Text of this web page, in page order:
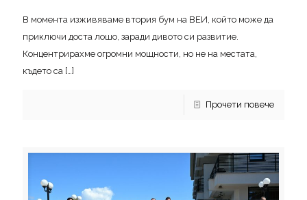
В момента изживяваме втория бум на ВЕИ, който може да
приключи доста лошо, заради дивото си развитие.
Концентрирахме огромни мощности, но не на местата,
където са […]
Прочети повече